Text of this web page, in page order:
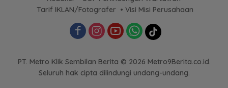
Tarif IKLAN/Fotografer
Visi Misi Perusahaan
PT. Metro Klik Sembilan Berita © 2026 Metro9Berita.co.id.
Seluruh hak cipta dilindungi undang-undang.